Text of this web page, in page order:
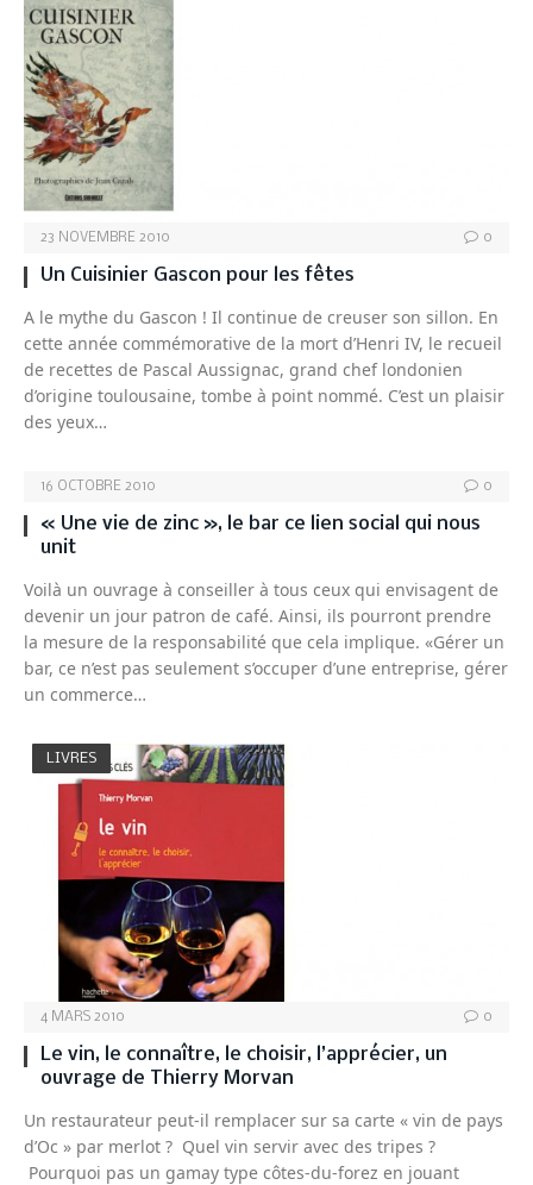
23 NOVEMBRE 2010 0
Un Cuisinier Gascon pour les fêtes
A le mythe du Gascon ! Il continue de creuser son sillon. En
cette année commémorative de la mort d’Henri IV, le recueil
de recettes de Pascal Aussignac, grand chef londonien
d’origine toulousaine, tombe à point nommé. C’est un plaisir
des yeux…
16 OCTOBRE 2010 0
« Une vie de zinc », le bar ce lien social qui nous
unit
Voilà un ouvrage à conseiller à tous ceux qui envisagent de
devenir un jour patron de café. Ainsi, ils pourront prendre
la mesure de la responsabilité que cela implique. «Gérer un
bar, ce n’est pas seulement s’occuper d’une entreprise, gérer
un commerce…
LIVRES
4 MARS 2010 0
Le vin, le connaître, le choisir, l’apprécier, un
ouvrage de Thierry Morvan
Un restaurateur peut-il remplacer sur sa carte « vin de pays
d’Oc » par merlot ? Quel vin servir avec des tripes ?
Pourquoi pas un gamay type côtes-du-forez en jouant